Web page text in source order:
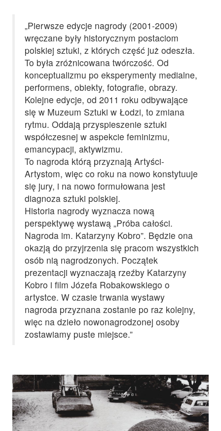
„Pierwsze edycje nagrody (2001-2009)
wręczane były historycznym postaciom
polskiej sztuki, z których część już odeszła.
To była zróżnicowana twórczość. Od
konceptualizmu po eksperymenty medialne,
performens, obiekty, fotografie, obrazy.
Kolejne edycje, od 2011 roku odbywające
się w Muzeum Sztuki w Łodzi, to zmiana
rytmu. Oddają przyspieszenie sztuki
współczesnej w aspekcie feminizmu,
emancypacji, aktywizmu.
To nagroda którą przyznają Artyści-
Artystom, więc co roku na nowo konstytuuje
się jury, i na nowo formułowana jest
diagnoza sztuki polskiej.
Historia nagrody wyznacza nową
perspektywę wystawą „Próba całości.
Nagroda im. Katarzyny Kobro”. Będzie ona
okazją do przyjrzenia się pracom wszystkich
osób nią nagrodzonych. Początek
prezentacji wyznaczają rzeźby Katarzyny
Kobro i film Józefa Robakowskiego o
artystce. W czasie trwania wystawy
nagroda przyznana zostanie po raz kolejny,
więc na dzieło nowonagrodzonej osoby
zostawiamy puste miejsce.”